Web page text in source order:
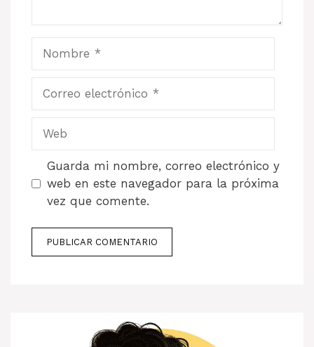
electrónico
Guarda mi nombre, correo electrónico y
web en este navegador para la próxima
vez que comente.